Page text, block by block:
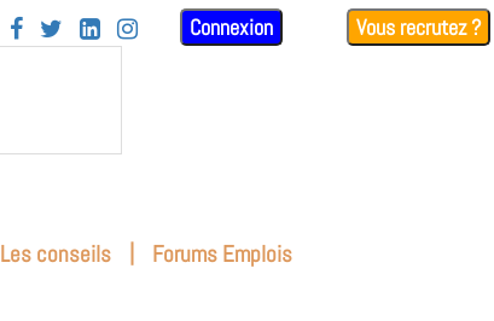
    Connexion Vous recrutez ?
Les conseils | Forums Emplois